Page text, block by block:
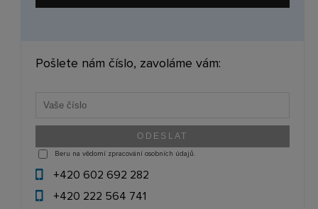
Pošlete nám číslo, zavoláme vám:
Beru na vědomí zpracování osobních údajů.
+420 602 692 282
+420 222 564 741